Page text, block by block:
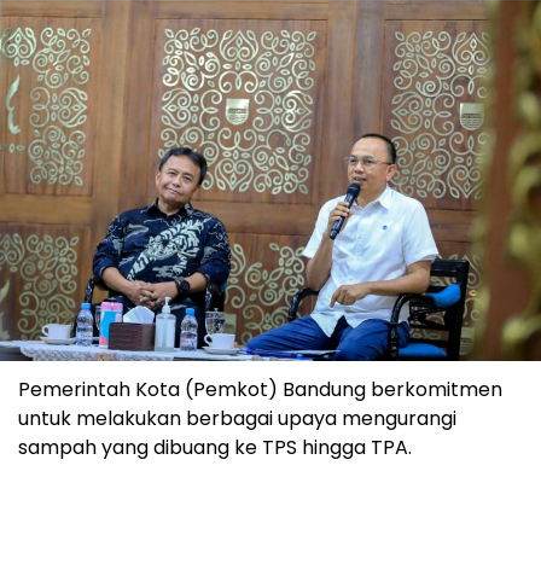
Pemerintah Kota (Pemkot) Bandung berkomitmen
untuk melakukan berbagai upaya mengurangi
sampah yang dibuang ke TPS hingga TPA.